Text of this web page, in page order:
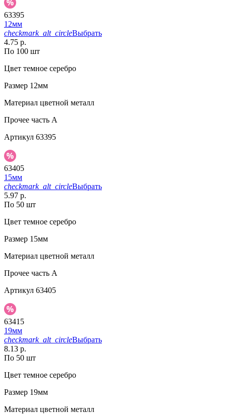
63395
12мм
checkmark_alt_circleВыбрать
4.75 р.
По 100 шт
Цвет темное серебро
Размер 12мм
Материал цветной металл
Прочее часть A
Артикул 63395
63405
15мм
checkmark_alt_circleВыбрать
5.97 р.
По 50 шт
Цвет темное серебро
Размер 15мм
Материал цветной металл
Прочее часть A
Артикул 63405
63415
19мм
checkmark_alt_circleВыбрать
8.13 р.
По 50 шт
Цвет темное серебро
Размер 19мм
Материал цветной металл